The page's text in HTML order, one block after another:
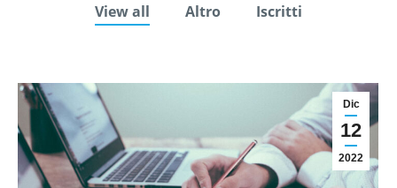
View all Altro Iscritti
Dic
12
2022